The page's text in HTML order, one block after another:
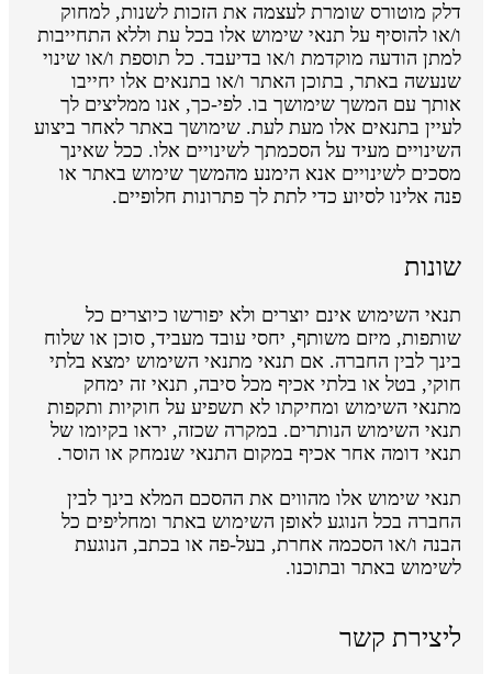
דלק מוטורס שומרת לעצמה את הזכות לשנות, למחוק
ו/או להוסיף על תנאי שימוש אלו בכל עת וללא התחייבות
למתן הודעה מוקדמת ו/או בדיעבד. כל תוספת ו/או שינוי
שנעשה באתר, בתוכן האתר ו/או בתנאים אלו יחייבו
אותך עם המשך שימושך בו. לפי-כך, אנו ממליצים לך
לעיין בתנאים אלו מעת לעת. שימושך באתר לאחר ביצוע
השינויים מעיד על הסכמתך לשינויים אלו. ככל שאינך
מסכים לשינויים אנא הימנע מהמשך שימוש באתר או
פנה אלינו לסיוע כדי לתת לך פתרונות חלופיים.
שונות
תנאי השימוש אינם יוצרים ולא יפורשו כיוצרים כל
שותפות, מיזם משותף, יחסי עובד מעביד, סוכן או שלוח
בינך לבין החברה. אם תנאי מתנאי השימוש ימצא בלתי
חוקי, בטל או בלתי אכיף מכל סיבה, תנאי זה ימחק
מתנאי השימוש ומחיקתו לא תשפיע על חוקיות ותקפות
תנאי השימוש הנותרים. במקרה שכזה, יראו בקיומו של
תנאי דומה אחר אכיף במקום התנאי שנמחק או הוסר.
תנאי שימוש אלו מהווים את ההסכם המלא בינך לבין
החברה בכל הנוגע לאופן השימוש באתר ומחליפים כל
הבנה ו/או הסכמה אחרת, בעל-פה או בכתב, הנוגעת
לשימוש באתר ובתוכנו.
ליצירת קשר